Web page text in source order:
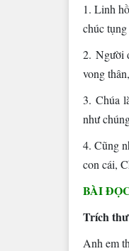
1. Linh
chúc
2. Người
vong
3. Chúa
như
4. Cũng
con cái,
BÀI
Trích
Anh em